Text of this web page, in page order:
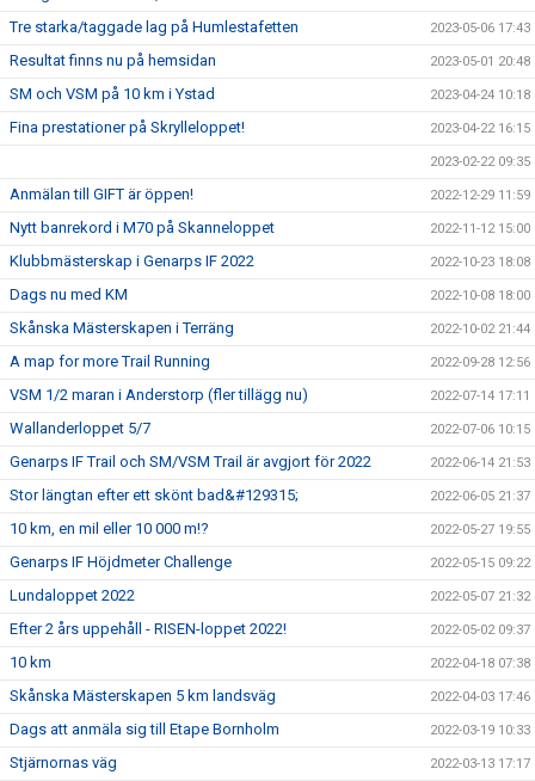
Tre starka/taggade lag på Humlestafetten 2023-05-06 17:43
Resultat finns nu på hemsidan 2023-05-01 20:48
SM och VSM på 10 km i Ystad 2023-04-24 10:18
Fina prestationer på Skrylleloppet! 2023-04-22 16:15
2023-02-22 09:35
Anmälan till GIFT är öppen! 2022-12-29 11:59
Nytt banrekord i M70 på Skanneloppet 2022-11-12 15:00
Klubbmästerskap i Genarps IF 2022 2022-10-23 18:08
Dags nu med KM 2022-10-08 18:00
Skånska Mästerskapen i Terräng 2022-10-02 21:44
A map for more Trail Running 2022-09-28 12:56
VSM 1/2 maran i Anderstorp (fler tillägg nu) 2022-07-14 17:11
Wallanderloppet 5/7 2022-07-06 10:15
Genarps IF Trail och SM/VSM Trail är avgjort för 2022 2022-06-14 21:53
Stor längtan efter ett skönt bad&#129315; 2022-06-05 21:37
10 km, en mil eller 10 000 m!? 2022-05-27 19:55
Genarps IF Höjdmeter Challenge 2022-05-15 09:22
Lundaloppet 2022 2022-05-07 21:32
Efter 2 års uppehåll - RISEN-loppet 2022! 2022-05-02 09:37
10 km 2022-04-18 07:38
Skånska Mästerskapen 5 km landsväg 2022-04-03 17:46
Dags att anmäla sig till Etape Bornholm 2022-03-19 10:33
Stjärnornas väg 2022-03-13 17:17